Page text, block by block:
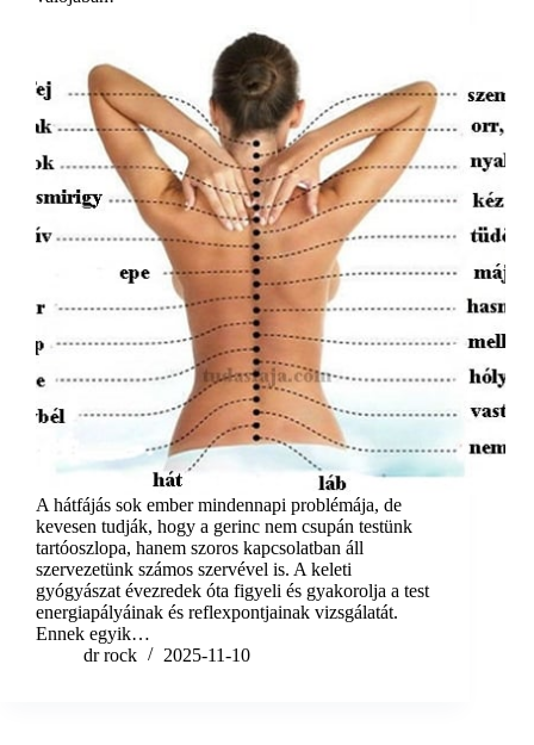
A hátfájás sok ember mindennapi problémája, de
kevesen tudják, hogy a gerinc nem csupán testünk
tartóoszlopa, hanem szoros kapcsolatban áll
szervezetünk számos szervével is. A keleti
gyógyászat évezredek óta figyeli és gyakorolja a test
energiapályáinak és reflexpontjainak vizsgálatát.
Ennek egyik…
dr rock
2025-11-10